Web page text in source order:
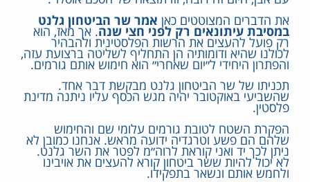
את הדברים המצוטטים כאן אמר שר הביטחון גלנט
במסיבת עיתונאים רק לפני חצי שנה. אך מאז, הוא
רק פועל להעצים את הרשות הפלסטינית ולהבהיר
לכולנו שהיא ודומותיה הן התחליף לשליטה ברצועת עזה,
והפתרון היחידי ל״יום שאחרי״ הוא חימוש אותם גורמים.
תכניתו של שר הביטחון גלנט מבקשת דבר אחד.
שהשביעי באוקטובר יהיה מגש הכסף עליו ניתנה מדינת
פלסטין.
הפקרת השטח לטובת גורמים עלומי שם והחימוש
שלהם הם פשע וטרגדיה ידועה מראש. אנחנו כמובן לא
ניתן לכך יד ואני קוראת לרוה״מ לפטר את השר גלנט.
לא יכול להיות ששר ביטחון קורא להעצים את אויבינו
ולחמש אותם ונשאר בתפקידו.